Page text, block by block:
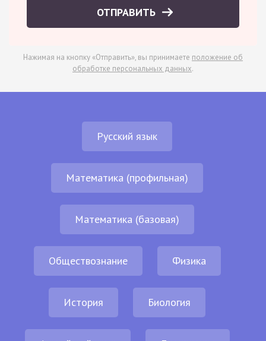
ОТПРАВИТЬ
Нажимая на кнопку «Отправить», вы принимаете положение об
обработке персональных данных.
Русский язык
Математика (профильная)
Математика (базовая)
Обществознание Физика
История Биология